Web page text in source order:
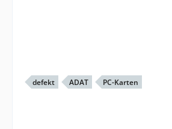
defekt ADAT PC-Karten